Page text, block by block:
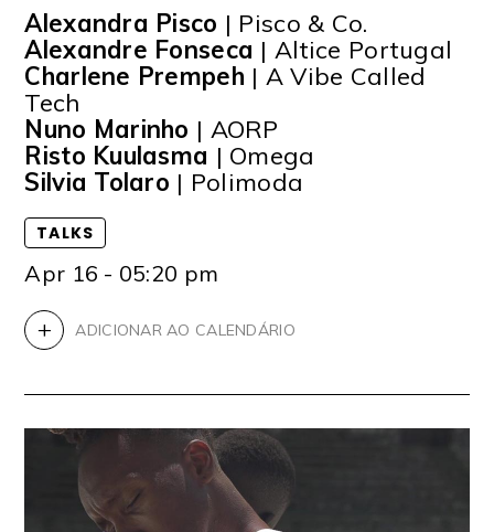
Alexandra Pisco | Pisco & Co.
Alexandre Fonseca | Altice Portugal
Charlene Prempeh | A Vibe Called
Tech
Nuno Marinho | AORP
Risto Kuulasma | Omega
Silvia Tolaro | Polimoda
TALKS
Apr 16 - 05:20 pm
+ ADICIONAR AO CALENDÁRIO